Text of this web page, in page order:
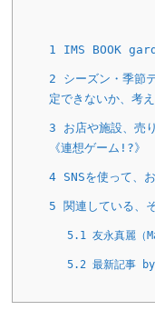
1 IMS BOOK
2 シーズン・季節
定できないか、考
3 お店や施設、売
《連想ゲーム!?》
4 SNSを使って、
5 関連している、
5.1友永真麗（
5.2最新記事 by